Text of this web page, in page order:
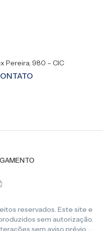
Pereira, 980 – CIC
reservados. Este site e
sem autorização.
sem aviso prévio.